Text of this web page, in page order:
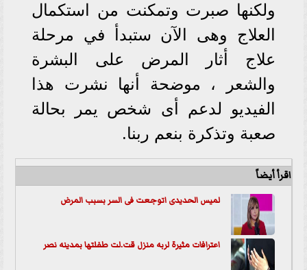
ولكنها صبرت وتمكنت من استكمال
العلاج وهى الآن ستبدأ في مرحلة
علاج أثار المرض على البشرة
والشعر ، موضحة أنها نشرت هذا
الفيديو لدعم أى شخص يمر بحالة
صعبة وتذكرة بنعم ربنا.
اقرأ أيضاً
لميس الحديدى اتوجعت فى السر بسبب المرض
اعترافات مثيرة لربه منزل قت.لت طفلتها بمدينه نصر